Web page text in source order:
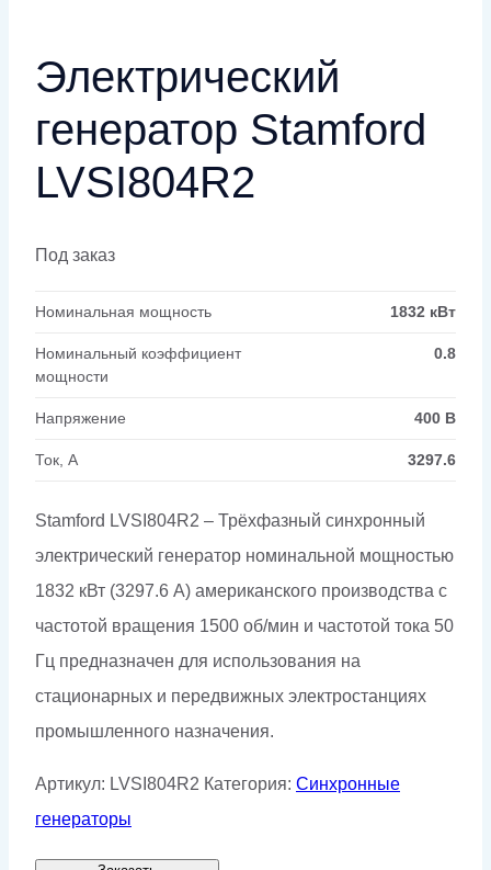
Электрический
генератор Stamford
LVSI804R2
Под заказ
Номинальная мощность 1832 кВт
Номинальный коэффициент
мощности
0.8
Напряжение 400 В
Ток, А 3297.6
Stamford LVSI804R2 – Трёхфазный синхронный
электрический генератор номинальной мощностью
1832 кВт (3297.6 А) американского производства с
частотой вращения 1500 об/мин и частотой тока 50
Гц предназначен для использования на
стационарных и передвижных электростанциях
промышленного назначения.
Артикул: LVSI804R2 Категория: Синхронные
генераторы